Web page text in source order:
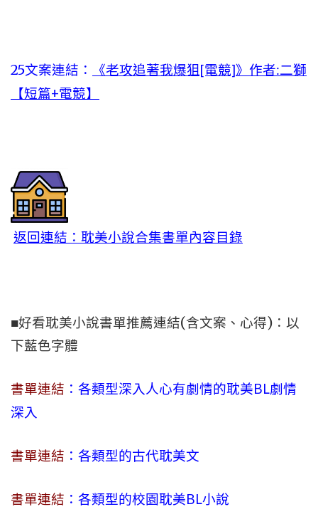
25文案連結：
《老攻追著我爆狙[電競]》作者:二獅
【短篇+電競】
返回連結：耽美小說合集書單內容目錄
■好看耽美小說書單推薦連結(含文案、心得)：以
下藍色字體
書單連結 ：各類型深入人心有劇情的耽美BL劇情
深入
書單連結 ：各類型的古代耽美文
書單連結 ：各類型的校園耽美BL小說